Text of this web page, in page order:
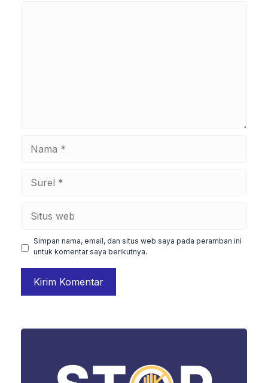
Simpan nama, email, dan situs web saya pada peramban ini
untuk komentar saya berikutnya.